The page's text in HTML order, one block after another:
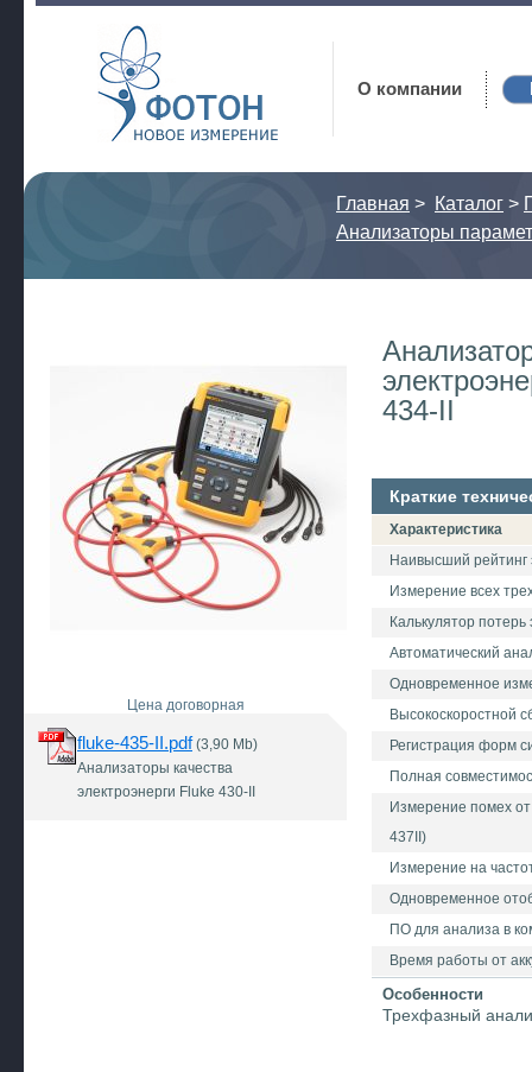
Фотон
О компании
Главная > Каталог >
Анализаторы
Цена договорная
fluke-435-II.pdf(3,90 Mb)
Анализаторы качества
электроэнерги Fluke 430-II
434-II
Краткие
Характеристика
Наивысший рейтинг
Измерение всех
Калькулятор потерь
Автоматический
Одновременное
Высокоскоростной
Регистрация форм
Полная
Измерение помех
437II)
Измерение на
Одновременное
ПО для анализа в
Время работы от
Особенности
Трехфазный